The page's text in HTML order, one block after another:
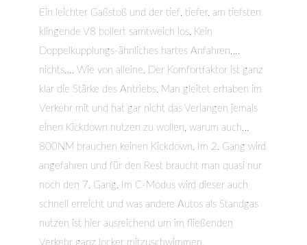
Ein leichter Gaßstoß und der tief, tiefer, am tiefsten
klingende V8 bollert samtweich los. Kein
Doppelkupplungs-ähnliches hartes Anfahren….
nichts…. Wie von alleine. Der Komfortfaktor ist ganz
klar die Stärke des Antriebs. Man gleitet erhaben im
Verkehr mit und hat gar nicht das Verlangen jemals
einen Kickdown nutzen zu wollen, warum auch…
800NM brauchen keinen Kickdown. Im 2. Gang wird
angefahren und für den Rest braucht man quasi nur
noch den 7. Gang. Im C-Modus wird dieser auch
schnell erreicht und was andere Autos als Standgas
nutzen ist hier ausreichend um im fließenden
Verkehr ganz locker mitzuschwimmen.